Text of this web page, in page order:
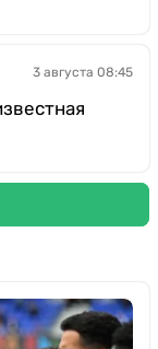
3 августа 08:45